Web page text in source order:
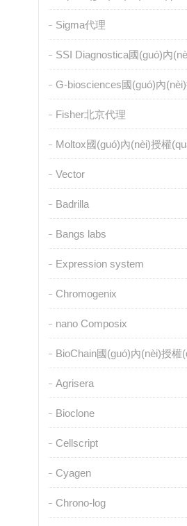
Sigma代理
Fisher北京代理
Vector
Badrilla
Bangs labs
Expression system
Chromogenix
nano Composix
Agrisera
Bioclone
Cellscript
Cyagen
Chrono-log